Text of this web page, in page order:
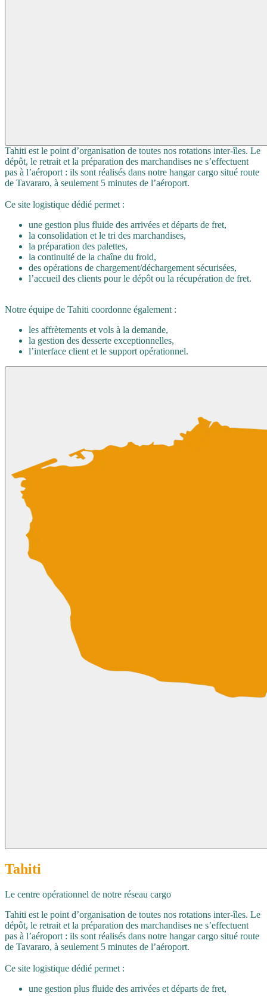
Tahiti est le point d’organisation de toutes nos rotations inter‑îles. Le
dépôt, le retrait et la préparation des marchandises ne s’effectuent
pas à l’aéroport : ils sont réalisés dans notre hangar cargo situé route
de Tavararo, à seulement 5 minutes de l’aéroport.
Ce site logistique dédié permet :
une gestion plus fluide des arrivées et départs de fret,
la consolidation et le tri des marchandises,
la préparation des palettes,
la continuité de la chaîne du froid,
des opérations de chargement/déchargement sécurisées,
l’accueil des clients pour le dépôt ou la récupération de fret.
Notre équipe de Tahiti coordonne également :
les affrètements et vols à la demande,
la gestion des desserte exceptionnelles,
l’interface client et le support opérationnel.
Tahiti
Le centre opérationnel de notre réseau cargo
Tahiti est le point d’organisation de toutes nos rotations inter‑îles. Le
dépôt, le retrait et la préparation des marchandises ne s’effectuent
pas à l’aéroport : ils sont réalisés dans notre hangar cargo situé route
de Tavararo, à seulement 5 minutes de l’aéroport.
Ce site logistique dédié permet :
une gestion plus fluide des arrivées et départs de fret,